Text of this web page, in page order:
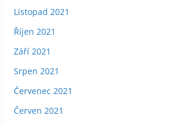
Listopad 2021
Říjen 2021
Září 2021
Srpen 2021
Červenec 2021
Červen 2021